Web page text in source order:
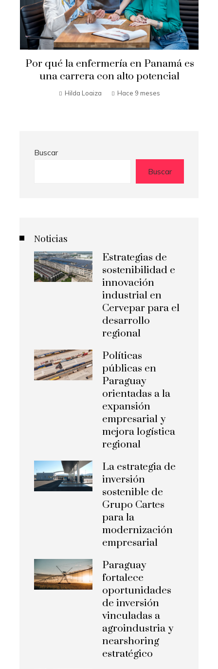
Por qué la enfermería en Panamá es
una carrera con alto potencial
Hilda Loaiza Hace 9 meses
Buscar
Buscar
Noticias
Estrategias de
sostenibilidad e
innovación
industrial en
Cervepar para el
desarrollo
regional
Políticas
públicas en
Paraguay
orientadas a la
expansión
empresarial y
mejora logística
regional
La estrategia de
inversión
sostenible de
Grupo Cartes
para la
modernización
empresarial
Paraguay
fortalece
oportunidades
de inversión
vinculadas a
agroindustria y
nearshoring
estratégico